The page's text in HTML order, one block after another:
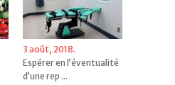
3 août, 2018.
Espérer en l’éventualité
d’une rep ...